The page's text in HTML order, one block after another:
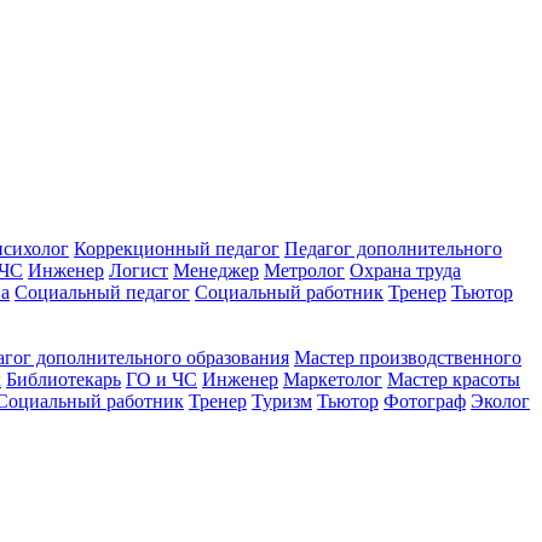
Коррекционный педагог Педагог дополнительного
Инженер Логист Менеджер Метролог Охрана труда
Социальный педагог Социальный работник Тренер Тьютор
дополнительного образования Мастер производственного
Библиотекарь ГО и ЧС Инженер Маркетолог Мастер красоты
работник Тренер Туризм Тьютор Фотограф Эколог